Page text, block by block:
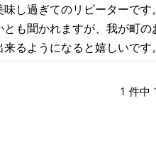
味し過ぎてのリピーターで
とも聞かれますが、我が町
来るようになると嬉しいです
1 件中